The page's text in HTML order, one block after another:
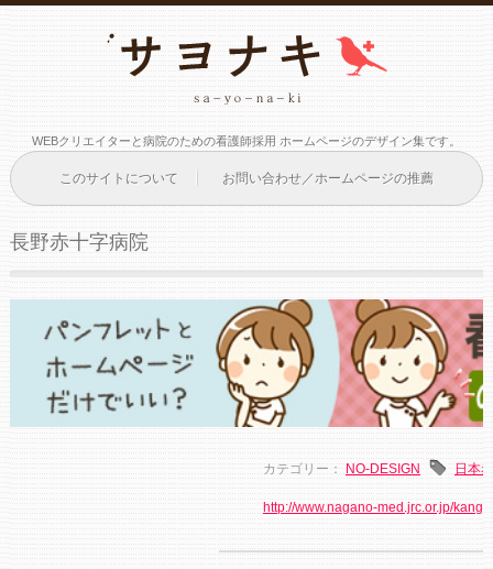
WEBクリエイターと病院のための看護師採用 ホームページのデザイン集です。
このサイトについて お問い合わせ／ホームページの推薦
長野赤十字病院
カテゴリー： NO-DESIGN 日本
http://www.nagano-med.jrc.or.jp/